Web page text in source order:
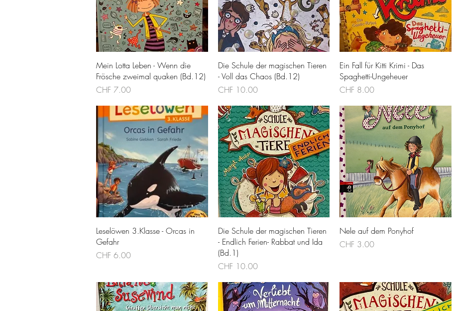
Schnellansicht
Mein Lotta Leben - Wenn die
Frösche zweimal quaken (Bd.12)
Preis
CHF 7.00
Schnellansicht
Die Schule der magischen Tieren
- Voll das Chaos (Bd.12)
Preis
CHF 10.00
Schnellansicht
Ein Fall für Kitti Krimi - Das
Spaghetti-Ungeheuer
Preis
CHF 8.00
Schnellansicht
Leselöwen 3.Klasse - Orcas in
Gefahr
Preis
CHF 6.00
Schnellansicht
Die Schule der magischen Tieren
- Endlich Ferien- Rabbat und Ida
(Bd.1)
Preis
CHF 10.00
Schnellansicht
Nele auf dem Ponyhof
Preis
CHF 3.00